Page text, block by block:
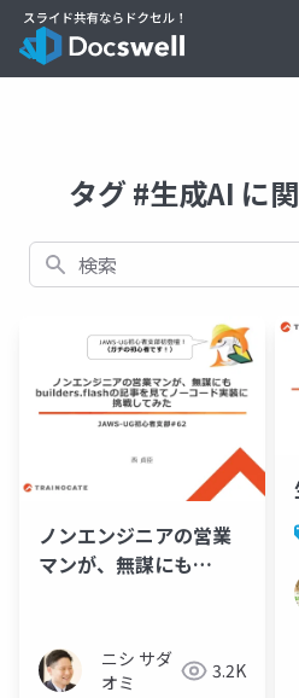
タグ #生成AI に
検索
ノンエンジニアの営業
マンが、無謀にも
に挑戦してみた
ニシ サダ
オミ
3.2K